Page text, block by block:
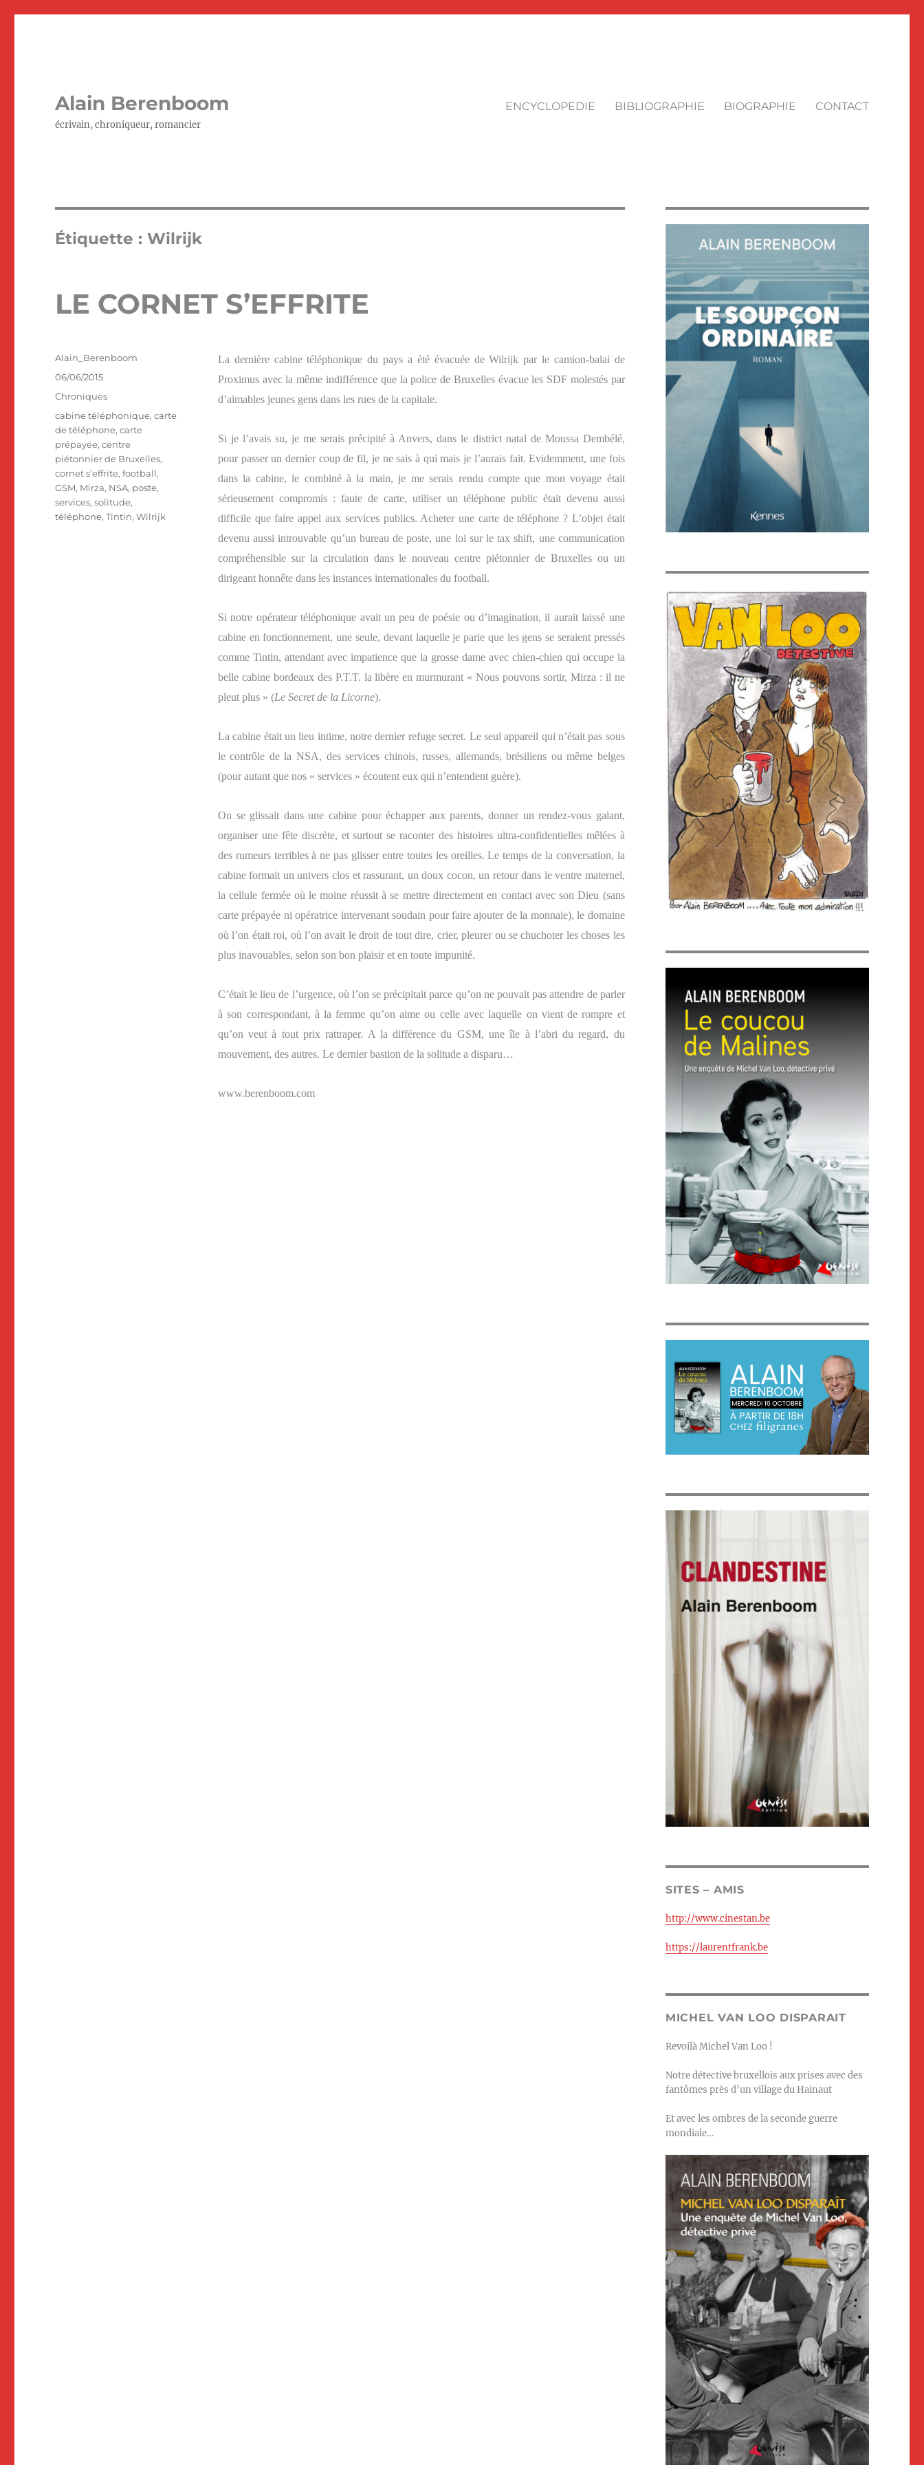
Alain Berenboom
écrivain, chroniqueur, romancier
ENCYCLOPEDIE BIBLIOGRAPHIE BIOGRAPHIE CONTACT
Étiquette :Wilrijk
LE CORNET S’EFFRITE
La dernière cabine téléphonique du pays a été évacuée de Wilrijk par le camion-balai de
Proximus avec la même indifférence que la police de Bruxelles évacue les SDF molestés par
d’aimables jeunes gens dans les rues de la capitale.
Si je l’avais su, je me serais précipité à Anvers, dans le district natal de Moussa Dembélé,
pour passer un dernier coup de fil, je ne sais à qui mais je l’aurais fait. Evidemment, une fois
dans la cabine, le combiné à la main, je me serais rendu compte que mon voyage était
sérieusement compromis : faute de carte, utiliser un téléphone public était devenu aussi
difficile que faire appel aux services publics. Acheter une carte de téléphone ? L’objet était
devenu aussi introuvable qu’un bureau de poste, une loi sur le tax shift, une communication
compréhensible sur la circulation dans le nouveau centre piétonnier de Bruxelles ou un
dirigeant honnête dans les instances internationales du football.
Si notre opérateur téléphonique avait un peu de poésie ou d’imagination, il aurait laissé une
cabine en fonctionnement, une seule, devant laquelle je parie que les gens se seraient pressés
comme Tintin, attendant avec impatience que la grosse dame avec chien-chien qui occupe la
belle cabine bordeaux des P.T.T. la libère en murmurant « Nous pouvons sortir, Mirza : il ne
pleut plus » (Le Secret de la Licorne).
La cabine était un lieu intime, notre dernier refuge secret. Le seul appareil qui n’était pas sous
le contrôle de la NSA, des services chinois, russes, allemands, brésiliens ou même belges
(pour autant que nos « services » écoutent eux qui n’entendent guère).
On se glissait dans une cabine pour échapper aux parents, donner un rendez-vous galant,
organiser une fête discrète, et surtout se raconter des histoires ultra-confidentielles mêlées à
des rumeurs terribles à ne pas glisser entre toutes les oreilles. Le temps de la conversation, la
cabine formait un univers clos et rassurant, un doux cocon, un retour dans le ventre maternel,
la cellule fermée où le moine réussit à se mettre directement en contact avec son Dieu (sans
carte prépayée ni opératrice intervenant soudain pour faire ajouter de la monnaie), le domaine
où l’on était roi, où l’on avait le droit de tout dire, crier, pleurer ou se chuchoter les choses les
plus inavouables, selon son bon plaisir et en toute impunité.
C’était le lieu de l’urgence, où l’on se précipitait parce qu’on ne pouvait pas attendre de parler
à son correspondant, à la femme qu’on aime ou celle avec laquelle on vient de rompre et
qu’on veut à tout prix rattraper. A la différence du GSM, une île à l’abri du regard, du
mouvement, des autres. Le dernier bastion de la solitude a disparu…
www.berenboom.com
Auteur
Alain_Berenboom
Publié
le
06/06/2015
Catégories
Chroniques
Étiquettes
cabine téléphonique,carte
de téléphone,carte
prépayée,centre
piétonnier de Bruxelles,
cornet s’effrite,football,
GSM, Mirza, NSA, poste,
services,solitude,
téléphone,Tintin,Wilrijk
SITES – AMIS
http://www.cinestan.be
https://laurentfrank.be
MICHEL VAN LOO DISPARAIT
Revoilà Michel Van Loo !
Notre détective bruxellois aux prises avec des
fantômes près d’un village du Hainaut
Et avec les ombres de la seconde guerre
mondiale…